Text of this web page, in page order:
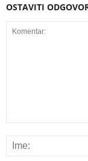
OSTAVITI